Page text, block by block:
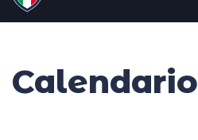
La missione
Calendario